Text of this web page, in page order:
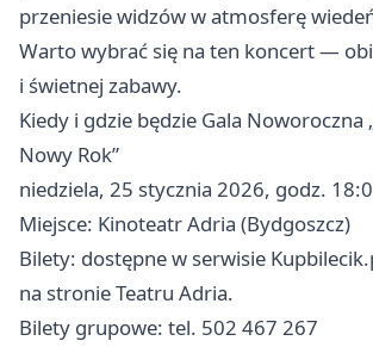
przeniesie widzów w atmosferę
Warto wybrać się na ten koncert —
i świetnej zabawy.
Kiedy i gdzie będzie Gala Noworoczna
Nowy Rok”
niedziela, 25 stycznia 2026, godz.
Miejsce: Kinoteatr Adria (Bydgoszcz)
Bilety: dostępne w serwisie
na stronie Teatru Adria.
Bilety grupowe: tel. 502 467 267